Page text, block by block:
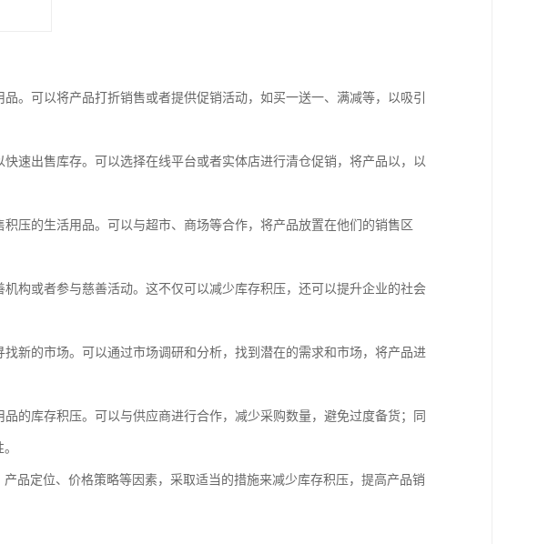
。可以将产品打折销售或者提供促销活动，如买一送一、满减等，以吸引
速出售库存。可以选择在线平台或者实体店进行清仓促销，将产品以，以
压的生活用品。可以与超市、商场等合作，将产品放置在他们的销售区
构或者参与慈善活动。这不仅可以减少库存积压，还可以提升企业的社会
新的市场。可以通过市场调研和分析，找到潜在的需求和市场，将产品进
的库存积压。可以与供应商进行合作，减少采购数量，避免过度备货；同
品定位、价格策略等因素，采取适当的措施来减少库存积压，提高产品销